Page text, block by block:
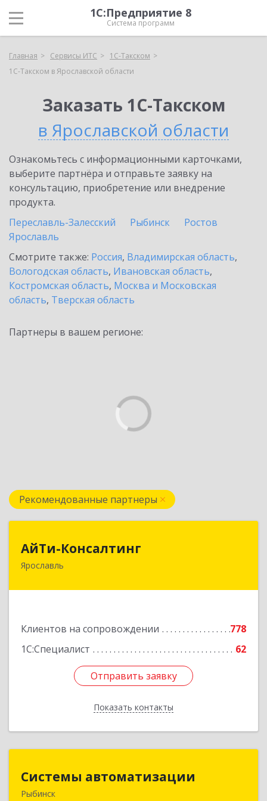
1С:Предприятие 8
Система программ
Главная Сервисы ИТС
1С-Такском
1С-Такском в Ярославской области
Заказать 1С-Такском
в Ярославской области
Ознакомьтесь с информационными карточками,
выберите партнёра и отправьте заявку на
консультацию, приобретение или внедрение
продукта.
Переславль-Залесский
Рыбинск
Ростов
Ярославль
Смотрите также: Россия, Владимирская область,
Вологодская область, Ивановская область,
Костромская область, Москва и Московская
область, Тверская область
Партнеры в вашем регионе:
Рекомендованные партнеры
АйТи-Консалтинг
Ярославль
Клиентов на сопровождении
778
1С:Специалист
62
Отправить заявку
Показать контакты
150007, Ярославская обл, Ярославль г, Урочская
Отправить заявку
Назад
Системы автоматизации
Рыбинск152934, Ярославская обл, Рыбинский р-н,